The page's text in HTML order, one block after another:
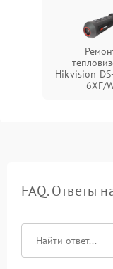
Hikvision
6XF/
FAQ. Ответы